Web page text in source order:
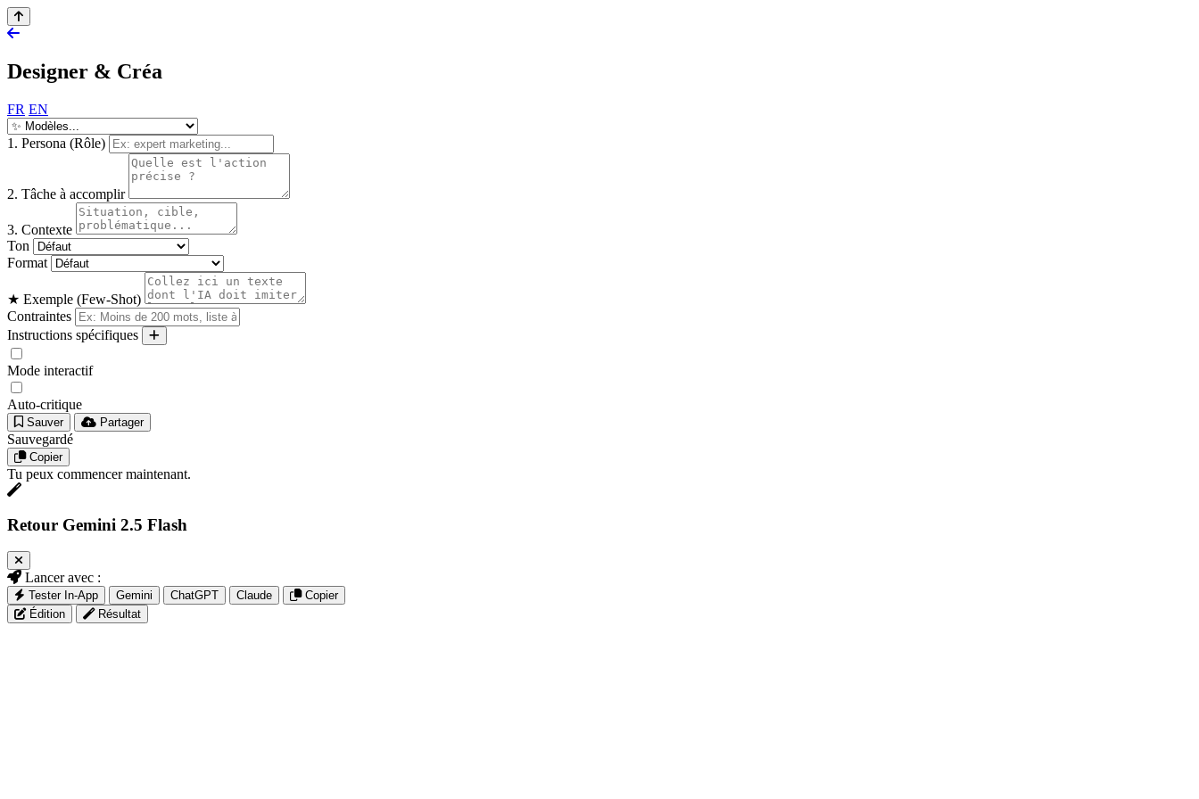
Designer & Créa
FR EN
1. Persona (Rôle)
2. Tâche à accomplir
3. Contexte
Ton
Format
★ Exemple (Few-Shot)
Contraintes
Instructions spécifiques
Mode interactif
Auto-critique
Sauver Partager
Sauvegardé
Copier
Tu peux commencer maintenant.
Retour Gemini 2.5 Flash
Lancer avec :
Tester In-App Gemini ChatGPT Claude
Copier
Édition
Résultat